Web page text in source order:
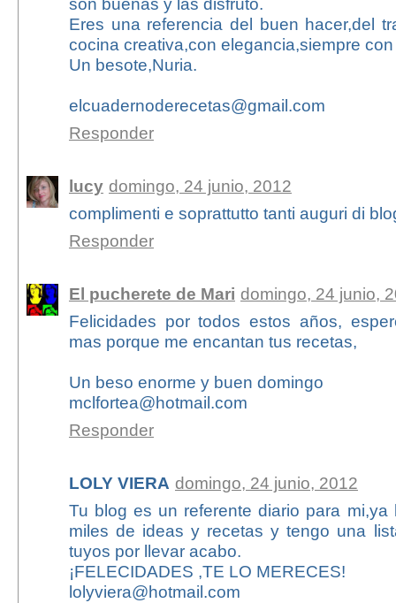
Eres una referencia del buen hacer,del
cocina creativa,con elegancia,siempre
Un besote,Nuria.
elcuadernoderecetas@gmail.com
Responder
lucy domingo, 24 junio, 2012
complimenti e soprattutto tanti auguri di
Responder
El pucherete de Mari domingo, 24 junio,
Felicidades por todos estos años,
mas porque me encantan tus recetas,
Un beso enorme y buen domingo
mclfortea@hotmail.com
Responder
LOLY VIERA domingo, 24 junio, 2012
Tu blog es un referente diario para mi,ya
miles de ideas y recetas y tengo una
tuyos por llevar acabo.
¡FELECIDADES ,TE LO MERECES!
lolyviera@hotmail.com